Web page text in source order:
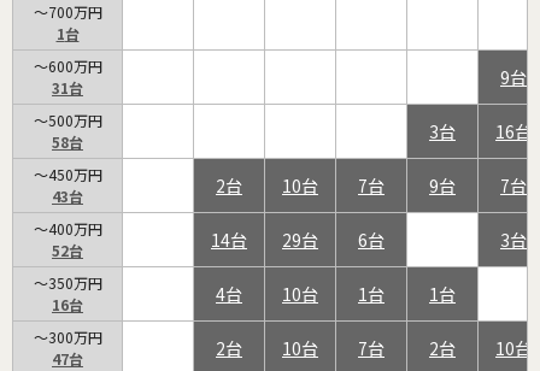
～700万円
1
～600万円
31
9
～500万円
58
3 16
～450万円
43
2 10 7 9 7
～400万円
52
14 29 6 3
～350万円
16
4 10 1 1
～300万円
47
2 10 7 2 10